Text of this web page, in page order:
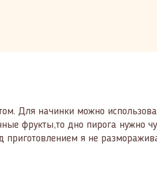
Для начинки можно
фрукты,то дно пирога нужно
приготовлением я не